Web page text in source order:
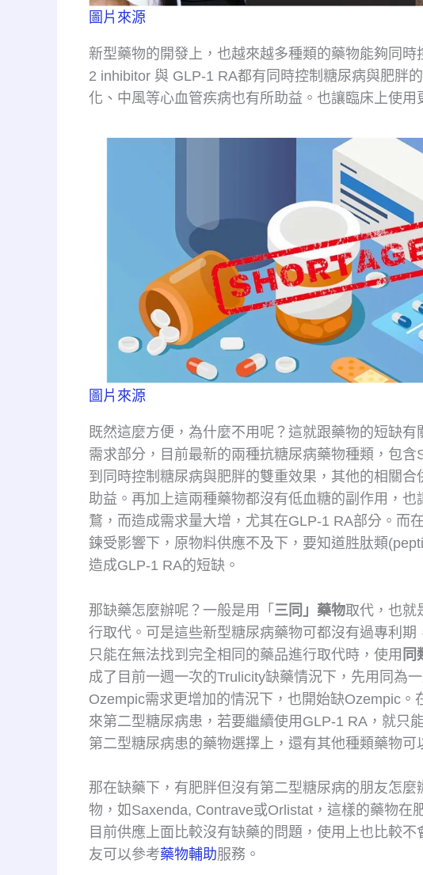
圖片來源
新型藥物的開發上，也越來越多種類的藥物能夠同
2 inhibitor 與 GLP-1 RA都有同時控制糖尿病與肥胖
化、中風等心血管疾病也有所助益。也讓臨床上使用
圖片來源
既然這麼方便，為什麼不用呢？這就跟藥物的短缺
需求部分，目前最新的兩種抗糖尿病藥物種類，包
到同時控制糖尿病與肥胖的雙重效果，其他的相關
助益。再加上這兩種藥物都沒有低血糖的副作用，
鶩，而造成需求量大增，尤其在GLP-1 RA部分。而
鍊受影響下，原物料供應不及下，要知道胜肽類
造成GLP-1 RA的短缺。
那缺藥怎麼辦呢？一般是用「 三同」藥物取代，也就
行取代。可是這些新型糖尿病藥物可都沒有過專利
只能在無法找到完全相同的藥品進行取代時，使用 同
成了目前一週一次的Trulicity缺藥情況下，先用同為
Ozempic需求更增加的情況下，也開始缺Ozempic
來第二型糖尿病患，若要繼續使用GLP-1 RA，就只
第二型糖尿病患的藥物選擇上，還有其他種類藥物可
那在缺藥下，有肥胖但沒有第二型糖尿病的朋友怎
物，如Saxenda, Contrave或Orlistat，這樣的藥物在
目前供應上面比較沒有缺藥的問題，使用上也比較
友可以參考藥物輔助服務。